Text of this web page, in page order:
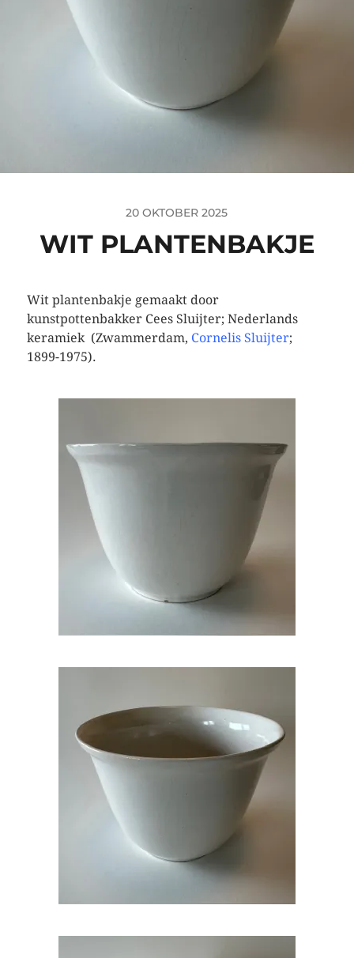
20 OKTOBER 2025
WIT PLANTENBAKJE
Wit plantenbakje gemaakt door
kunstpottenbakker Cees Sluijter; Nederlands
keramiek (Zwammerdam, Cornelis Sluijter;
1899-1975).